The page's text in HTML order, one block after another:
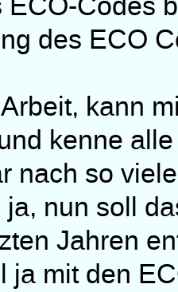
des ECO
kann
kenne
nach so
nun soll
Jahren
ja mit den